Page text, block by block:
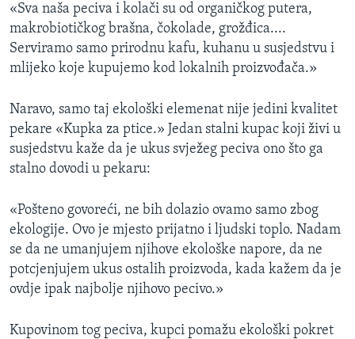
«Sva naša peciva i kolači su od organičkog putera,
makrobiotičkog brašna, čokolade, grožđica....
Serviramo samo prirodnu kafu, kuhanu u susjedstvu i
mlijeko koje kupujemo kod lokalnih proizvođača.»
Naravo, samo taj ekološki elemenat nije jedini kvalitet
pekare «Kupka za ptice.» Jedan stalni kupac koji živi u
susjedstvu kaže da je ukus svježeg peciva ono što ga
stalno dovodi u pekaru:
«Pošteno govoreći, ne bih dolazio ovamo samo zbog
ekologije. Ovo je mjesto prijatno i ljudski toplo. Nadam
se da ne umanjujem njihove ekološke napore, da ne
potcjenjujem ukus ostalih proizvoda, kada kažem da je
ovdje ipak najbolje njihovo pecivo.»
Kupovinom tog peciva, kupci pomažu ekološki pokret